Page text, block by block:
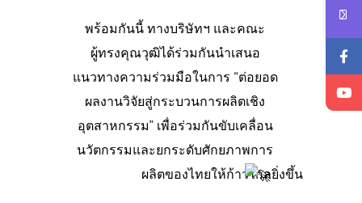
พร้อมกันนี้ ทางบริษัทฯ และคณะ
ผู้ทรงคุณวุฒิได้ร่วมกันนำเสนอ
แนวทางความร่วมมือในการ “ต่อยอด
ผลงานวิจัยสู่กระบวนการผลิตเชิง
อุตสาหกรรม” เพื่อร่วมกันขับเคลื่อน
นวัตกรรมและยกระดับศักยภาพการ
ผลิตของไทยให้ก้าวไกลยิ่งขึ้น